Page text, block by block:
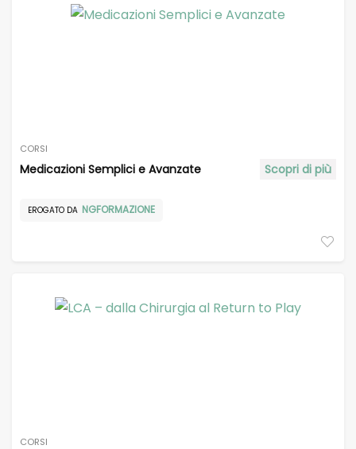
CORSI
Medicazioni Semplici e Avanzate Scopri di più
EROGATO DA NGFORMAZIONE
CORSI